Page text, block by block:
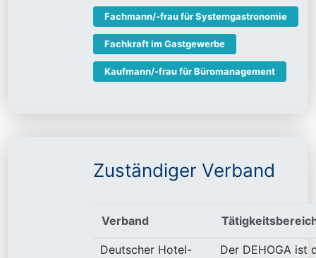
Fachmann/-frau für Systemgastronomie
Fachkraft im Gastgewerbe
Kaufmann/-frau für Büromanagement
Zuständiger Verband
Verband
Deutscher Hotel-
Der DEHOGA ist